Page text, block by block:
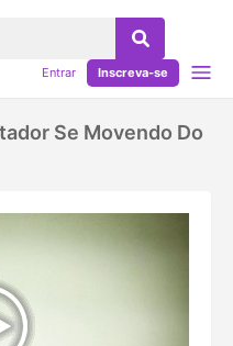
Entrar Inscreva-se
Se Movendo Do